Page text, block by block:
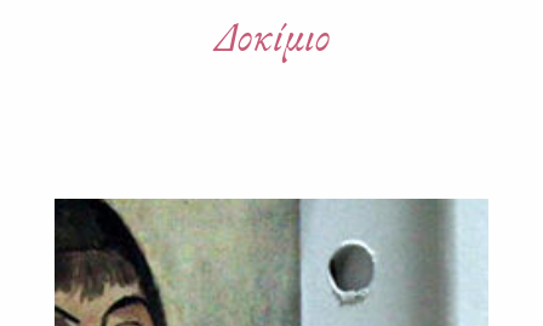
Δοκίμιο